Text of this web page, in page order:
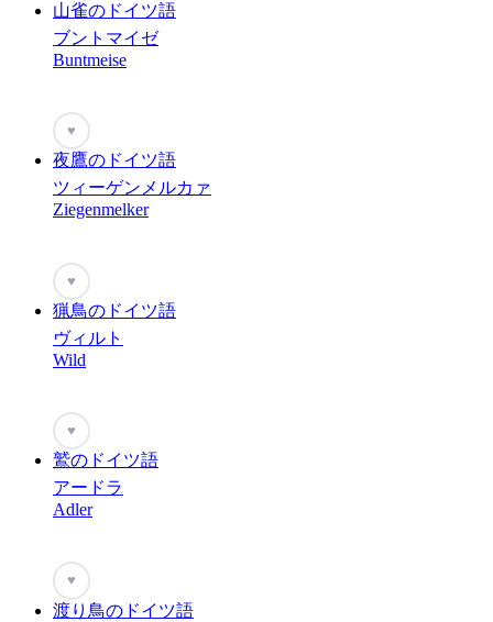
山雀のドイツ語
ブントマイゼ
Buntmeise
♥
夜鷹のドイツ語
ツィーゲンメルカァ
Ziegenmelker
♥
猟鳥のドイツ語
ヴィルト
Wild
♥
鷲のドイツ語
アードラ
Adler
♥
渡り鳥のドイツ語